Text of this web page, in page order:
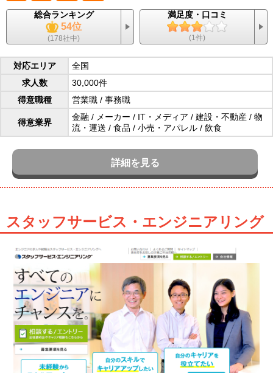
総合ランキング
54位
(178社中)
満足度・口コミ
(1件)
対応エリア
全国
求人数
30,000件
得意職種
営業職 / 事務職
得意業界
金融 / メーカー / IT・メディア / 建設・不動産 / 物
流・運送 / 食品 / 小売・アパレル / 飲食
詳細を見る
スタッフサービス・エンジニアリング